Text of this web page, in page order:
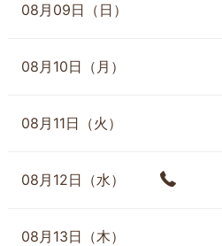
08月09日（日）
08月10日（月）
08月11日（火）
08月12日（水）
08月13日（木）